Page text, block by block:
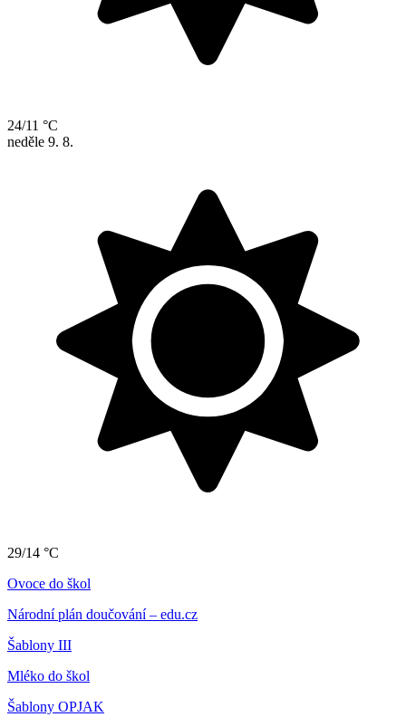
24/11 °C
neděle 9. 8.
29/14 °C
Ovoce do škol
Národní plán doučování – edu.cz
Šablony III
Mléko do škol
Šablony OPJAK